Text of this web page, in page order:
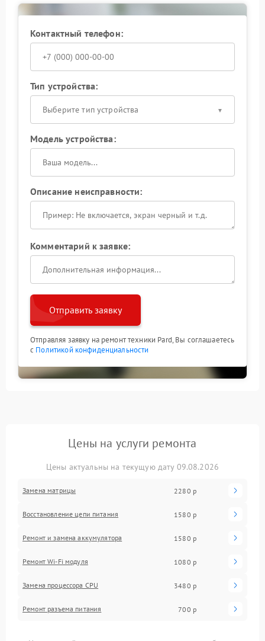
Контактный телефон:
Тип устройства:
Выберите тип устройства
Модель устройства:
Описание неисправности:
Комментарий к заявке:
Отправить заявку
Отправляя заявку на ремонт техники Pard, Вы соглашаетесь
с Политикой конфиденциальности
Цены на услуги ремонта
Цены актуальны на текущую дату 09.08.2026
Замена матрицы 2280 р
Восстановление цепи питания 1580 р
Ремонт и замена аккумулятора 1580 р
Ремонт Wi-Fi модуля 1080 р
Замена процессора CPU 3480 р
Ремонт разъема питания 700 р